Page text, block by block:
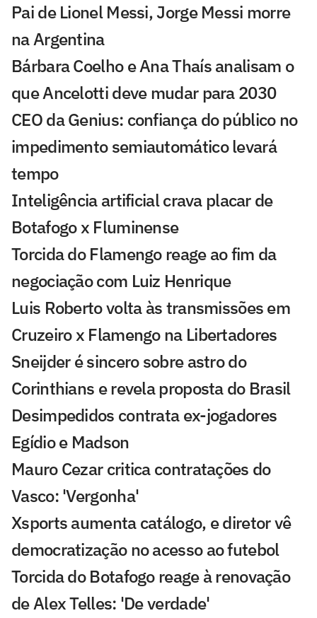
Pai de Lionel Messi, Jorge Messi morre
na Argentina
Bárbara Coelho e Ana Thaís analisam o
que Ancelotti deve mudar para 2030
CEO da Genius: confiança do público no
impedimento semiautomático levará
tempo
Inteligência artificial crava placar de
Botafogo x Fluminense
Torcida do Flamengo reage ao fim da
negociação com Luiz Henrique
Luis Roberto volta às transmissões em
Cruzeiro x Flamengo na Libertadores
Sneijder é sincero sobre astro do
Corinthians e revela proposta do Brasil
Desimpedidos contrata ex-jogadores
Egídio e Madson
Mauro Cezar critica contratações do
Vasco: 'Vergonha'
Xsports aumenta catálogo, e diretor vê
democratização no acesso ao futebol
Torcida do Botafogo reage à renovação
de Alex Telles: 'De verdade'